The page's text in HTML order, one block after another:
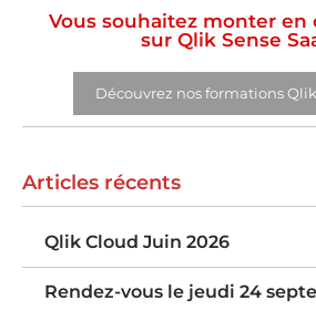
Vous souhaitez monter en
sur Qlik Sense
Découvrez nos formations Qlik
Articles récents
Qlik Cloud Juin 2026
Rendez-vous le jeudi 24